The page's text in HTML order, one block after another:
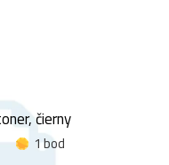
čierny
1 bod